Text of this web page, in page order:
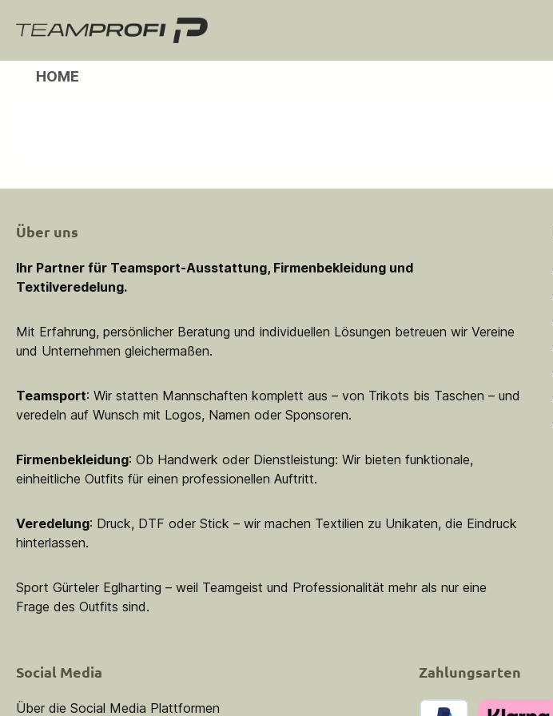
Zur Hauptnavigation springen
HOME
Über uns
Ihr Partner für Teamsport-Ausstattung, Firmenbekleidung und
Textilveredelung.
Mit Erfahrung, persönlicher Beratung und individuellen Lösungen betreuen wir Vereine
und Unternehmen gleichermaßen.
Teamsport: Wir statten Mannschaften komplett aus – von Trikots bis Taschen – und
veredeln auf Wunsch mit Logos, Namen oder Sponsoren.
Firmenbekleidung: Ob Handwerk oder Dienstleistung: Wir bieten funktionale,
einheitliche Outfits für einen professionellen Auftritt.
Veredelung: Druck, DTF oder Stick – wir machen Textilien zu Unikaten, die Eindruck
hinterlassen.
Sport Gürteler Eglharting – weil Teamgeist und Professionalität mehr als nur eine
Frage des Outfits sind.
Social Media
Über die Social Media Plattformen
Zahlungsarten